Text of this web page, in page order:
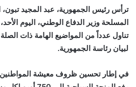
ترأس رئيس الجمهورية، عبد المجيد تبون،
المسلحة وزير الدفاع الوطني، اليوم
تناول عدداً من المواضيع الهامة ذات
لبيان رئاسة الجمهورية.
في إطار تحسين ظروف معيشة